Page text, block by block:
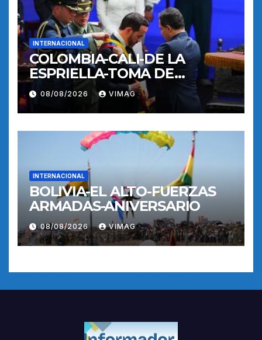
INTERNACIONAL
COLOMBIA-CALI-DE LA
ESPRIELLA-TOMA DE
POSESION
08/08/2026 VIMAG
INTERNACIONAL
BOLIVIA-EL ALTO-FUERZAS
ARMADAS-ANIVERSARIO
08/08/2026 VIMAG